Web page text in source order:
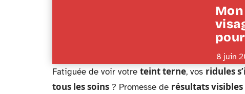
8 juin
Fatiguée de voir votre teint terne, vos ridules
tous les soins ? Promesse de résultats visibles